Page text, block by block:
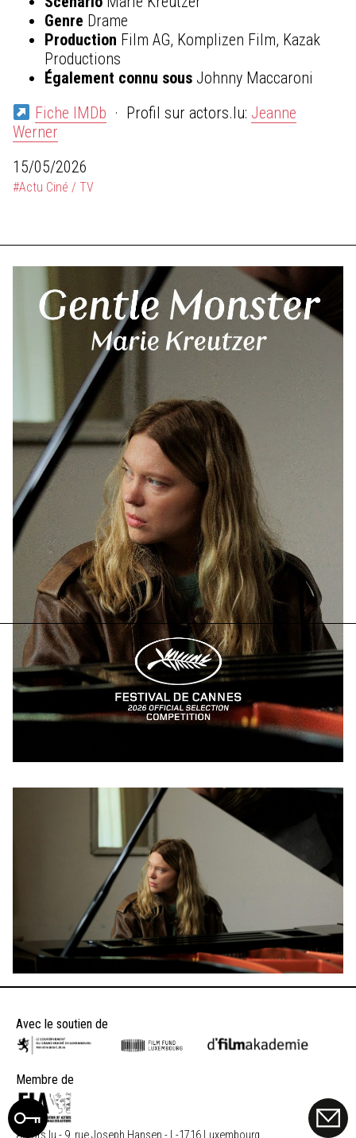
Genre Drame
Production Film AG, Komplizen Film, Kazak
Productions
Également connu sous Johnny Maccaroni
Fiche IMDb · Profil sur actors.lu: Jeanne
Werner
15/05/2026
#Actu Ciné / TV
Avec le soutien de
Membre de